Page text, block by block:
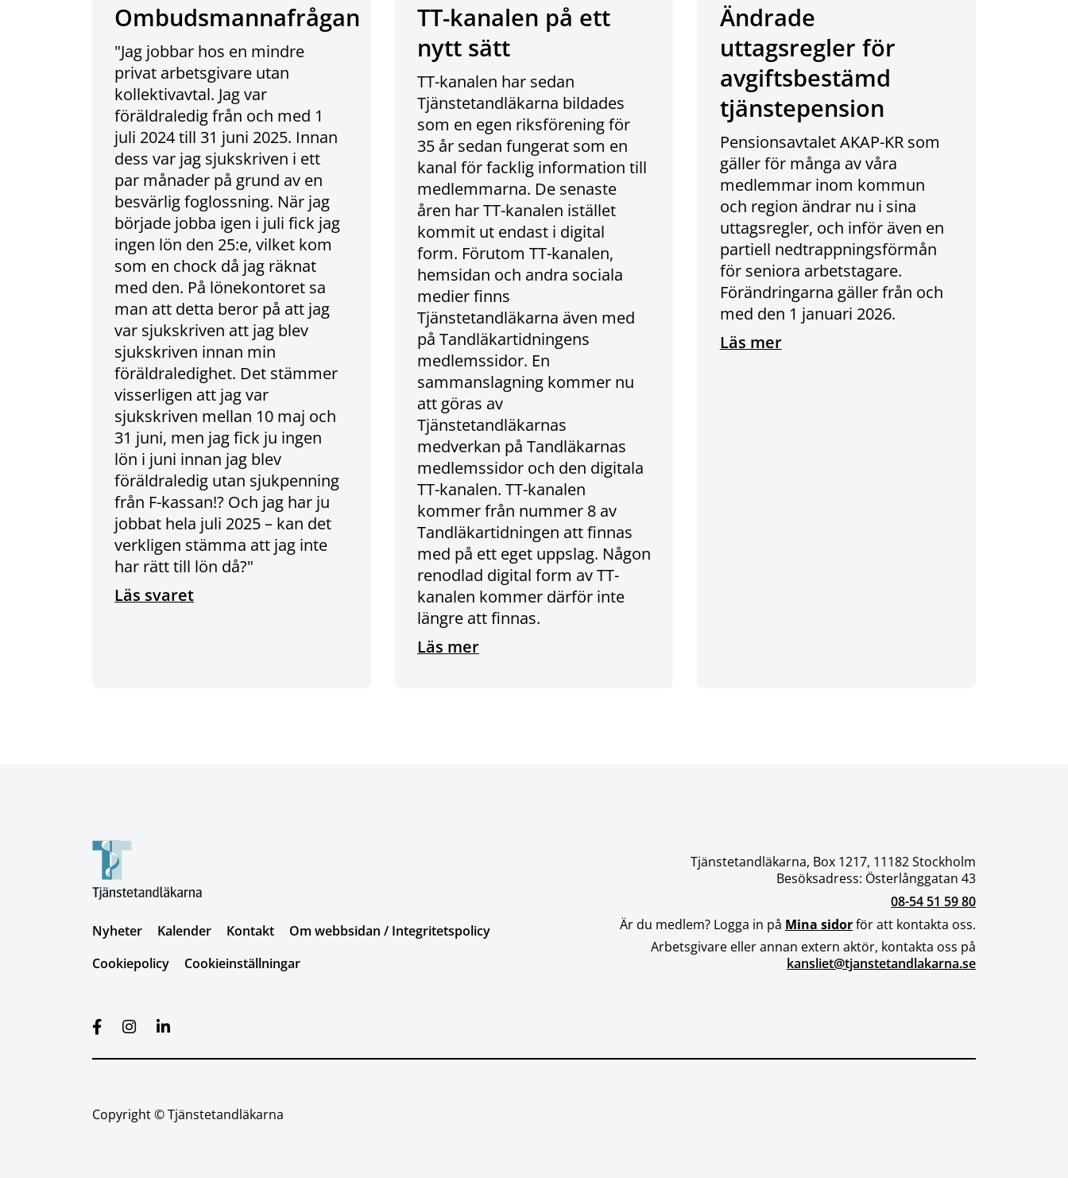
Ombudsmannafrågan
"Jag jobbar hos en mindre
privat arbetsgivare utan
kollektivavtal. Jag var
föräldraledig från och med 1
juli 2024 till 31 juni 2025. Innan
dess var jag sjukskriven i ett
par månader på grund av en
besvärlig foglossning. När jag
började jobba igen i juli fick jag
ingen lön den 25:e, vilket kom
som en chock då jag räknat
med den. På lönekontoret sa
man att detta beror på att jag
var sjukskriven att jag blev
sjukskriven innan min
föräldraledighet. Det stämmer
visserligen att jag var
sjukskriven mellan 10 maj och
31 juni, men jag fick ju ingen
lön i juni innan jag blev
föräldraledig utan sjukpenning
från F-kassan!? Och jag har ju
jobbat hela juli 2025 – kan det
verkligen stämma att jag inte
har rätt till lön då?"
Läs svaret
TT-kanalen på ett
nytt sätt
TT-kanalen har sedan
Tjänstetandläkarna bildades
som en egen riksförening för
35 år sedan fungerat som en
kanal för facklig information till
medlemmarna. De senaste
åren har TT-kanalen istället
kommit ut endast i digital
form. Förutom TT-kanalen,
hemsidan och andra sociala
medier finns
Tjänstetandläkarna även med
på Tandläkartidningens
medlemssidor. En
sammanslagning kommer nu
att göras av
Tjänstetandläkarnas
medverkan på Tandläkarnas
medlemssidor och den digitala
TT-kanalen. TT-kanalen
kommer från nummer 8 av
Tandläkartidningen att finnas
med på ett eget uppslag. Någon
renodlad digital form av TT-
kanalen kommer därför inte
längre att finnas.
Läs mer
Ändrade
uttagsregler för
avgiftsbestämd
tjänstepension
Pensionsavtalet AKAP-KR som
gäller för många av våra
medlemmar inom kommun
och region ändrar nu i sina
uttagsregler, och inför även en
partiell nedtrappningsförmån
för seniora arbetstagare.
Förändringarna gäller från och
med den 1 januari 2026.
Läs mer
Nyheter Kalender Kontakt
Om webbsidan / Integritetspolicy
Cookiepolicy
Cookieinställningar
Tjänstetandläkarna, Box 1217, 11182 Stockholm
Besöksadress: Österlånggatan 43
08-54 51 59 80
Är du medlem? Logga in på Mina sidorför att kontakta oss.
Arbetsgivare eller annan extern aktör, kontakta oss på
kansliet@tjanstetandlakarna.se
Copyright © Tjänstetandläkarna